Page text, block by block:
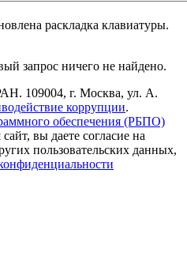
раскладка клавиатуры.
запрос ничего не найдено.
109004, г. Москва, ул. А.
коррупции.
обеспечения (РБПО)
вы даете согласие на
пользовательских данных,